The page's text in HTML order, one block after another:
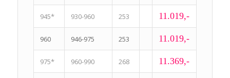
945* 930-960 253 11.019,-
960 946-975 253 11.019,-
975* 960-990 268 11.369,-